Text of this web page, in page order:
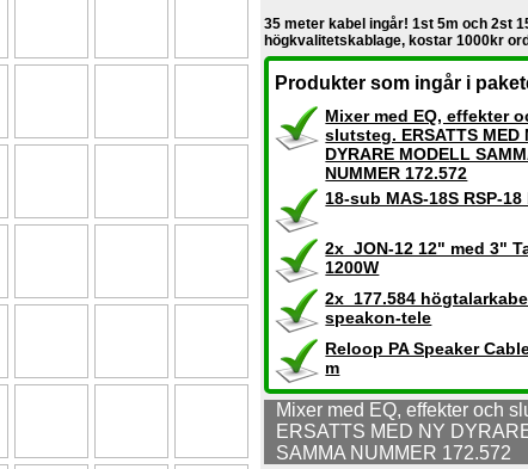
35 meter kabel ingår! 1st 5m och 2st
högkvalitetskablage, kostar 1000kr
Produkter som ingår i
Mixer med EQ, effekter
slutsteg. ERSATTS MED
DYRARE MODELL
NUMMER 172.572
18-sub MAS-18S RSP-
2x JON-12 12" med 3"
1200W
2x 177.584
speakon-tele
Reloop PA Speaker
m
Mixer med EQ, effekter och
ERSATTS MED NY
SAMMA NUMMER 172.572